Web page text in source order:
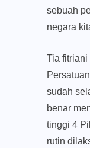
sebuah
negara
Tia
sudah
benar
tinggi 4
rutin